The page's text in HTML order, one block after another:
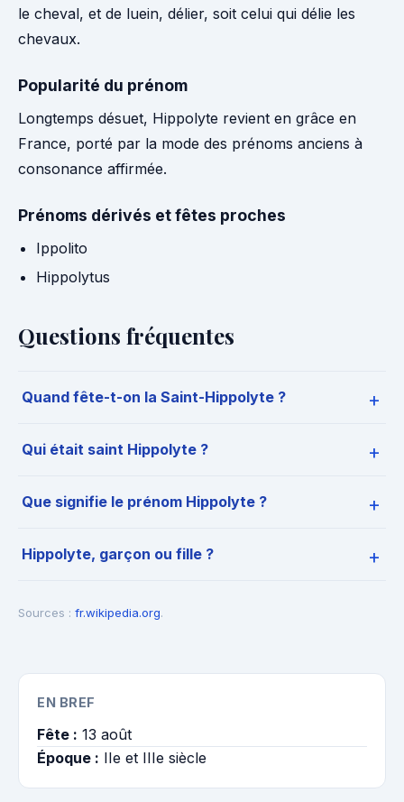
le cheval, et de luein, délier, soit celui qui délie les
chevaux.
Popularité du prénom
Longtemps désuet, Hippolyte revient en grâce en
France, porté par la mode des prénoms anciens à
consonance affirmée.
Prénoms dérivés et fêtes proches
Ippolito
Hippolytus
Questions fréquentes
Quand fête-t-on la Saint-Hippolyte ?
Qui était saint Hippolyte ?
Que signifie le prénom Hippolyte ?
Hippolyte, garçon ou fille ?
Sources : fr.wikipedia.org.
EN BREF
Fête : 13 août
Époque : IIe et IIIe siècle